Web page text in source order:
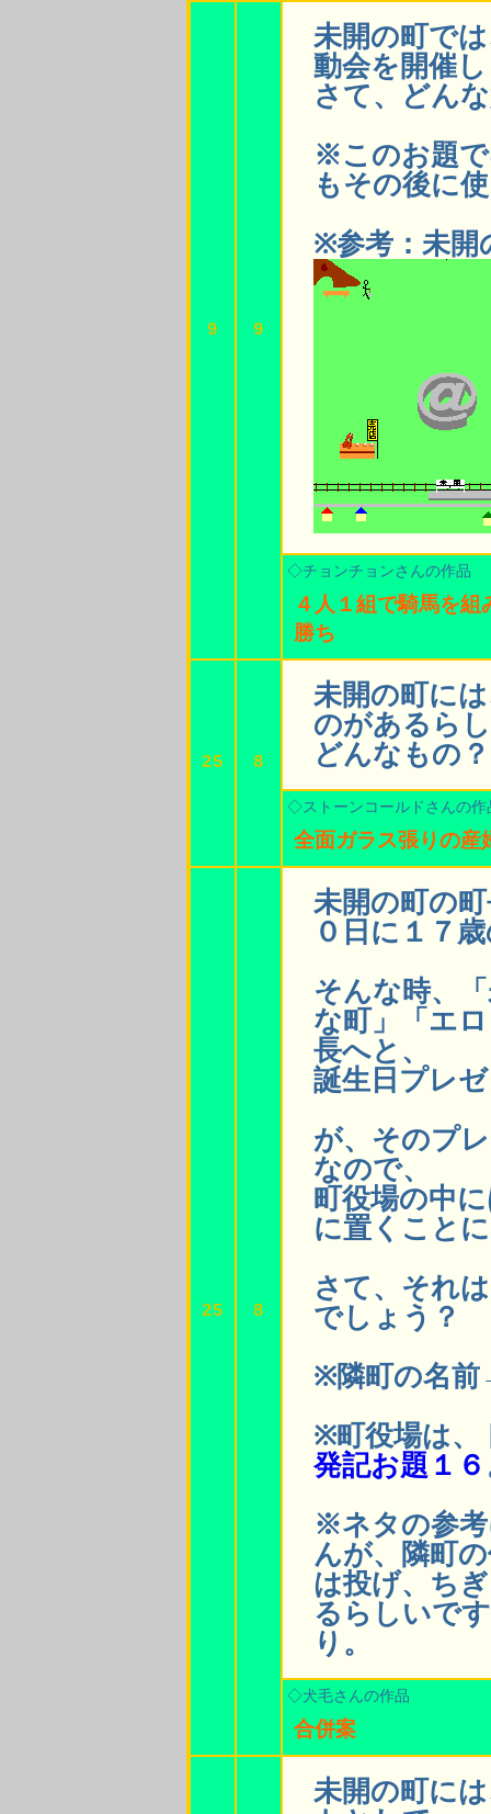
9 9
未開の町で
動会を開催
さて、どん
※このお題で
もその後に
※参考：未開
◇チョンチョンさんの作品
４人１組で騎馬を
勝ち
25 8
未開の町に
のがあるら
どんなもの？
◇ストーンコールドさんの作
全面ガラス張りの産
25 8
未開の町の
０日に１７
そんな時、
な町」「エ
長へと、
誕生日プレ
が、そのプ
なので、
町役場の中
に置くこと
さて、それ
でしょう？
※隣町の名
※町役場は、
発記お題１６
※ネタの参
んが、隣町
は投げ、ち
るらしいで
り。
◇犬毛さんの作品
合併案
未開の町に